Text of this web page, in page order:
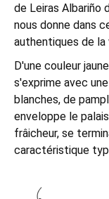
de Leiras Albariño
nous donne dans
authentiques de la
D'une couleur
s'exprime avec
blanches, de
enveloppe le
frâicheur, se
caractéristique